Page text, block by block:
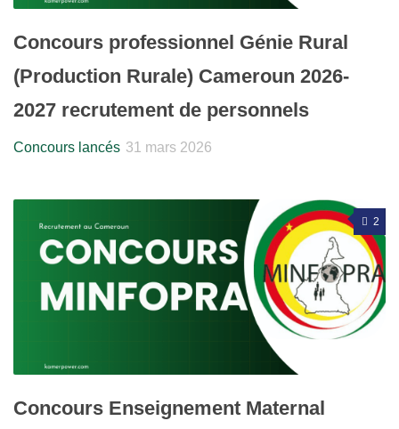
Concours professionnel Génie Rural
(Production Rurale) Cameroun 2026-
2027 recrutement de personnels
Concours lancés 31 mars 2026
2
Concours Enseignement Maternal